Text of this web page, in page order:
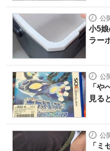
公
小5
ラー
公
「や
見る
公
「ミ